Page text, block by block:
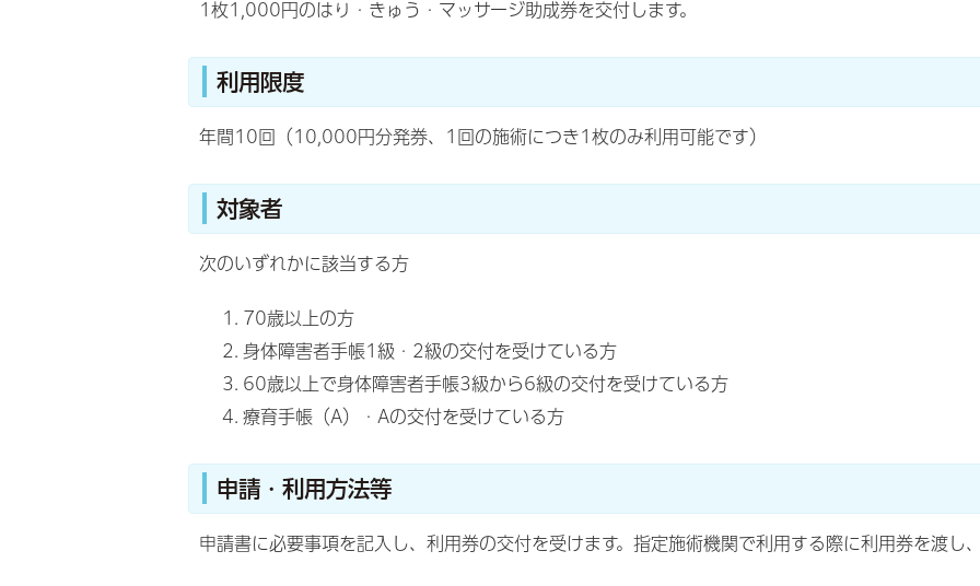
1枚1,000円のはり・きゅう・マッサージ助成券を交付します。
利用限度
年間10回（10,000円分発券、1回の施術につき1枚のみ利用可能です）
対象者
次のいずれかに該当する方
70歳以上の方
身体障害者手帳1級・2級の交付を受けている方
60歳以上で身体障害者手帳3級から6級の交付を受けている方
療育手帳（A）・Aの交付を受けている方
申請・利用方法等
申請書に必要事項を記入し、利用券の交付を受けます。指定施術機関で利用する際に利用券を渡し